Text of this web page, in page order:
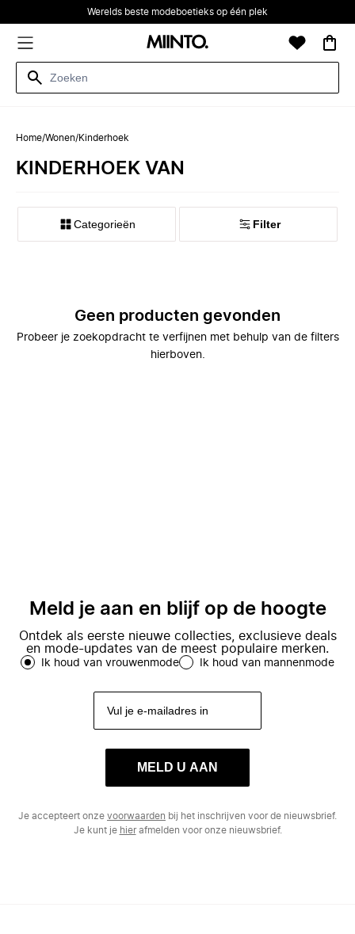
Werelds beste modeboetieks op één plek
Home/Wonen/Kinderhoek
KINDERHOEK VAN
Categorieën Filter
Geen producten gevonden
Probeer je zoekopdracht te verfijnen met behulp van de filters
hierboven.
Meld je aan en blijf op de hoogte
Ontdek als eerste nieuwe collecties, exclusieve deals
en mode-updates van de meest populaire merken.
Ik houd van vrouwenmode Ik houd van mannenmode
MELD U AAN
Je accepteert onze voorwaarden bij het inschrijven voor de nieuwsbrief.
Je kunt je hierafmelden voor onze nieuwsbrief.